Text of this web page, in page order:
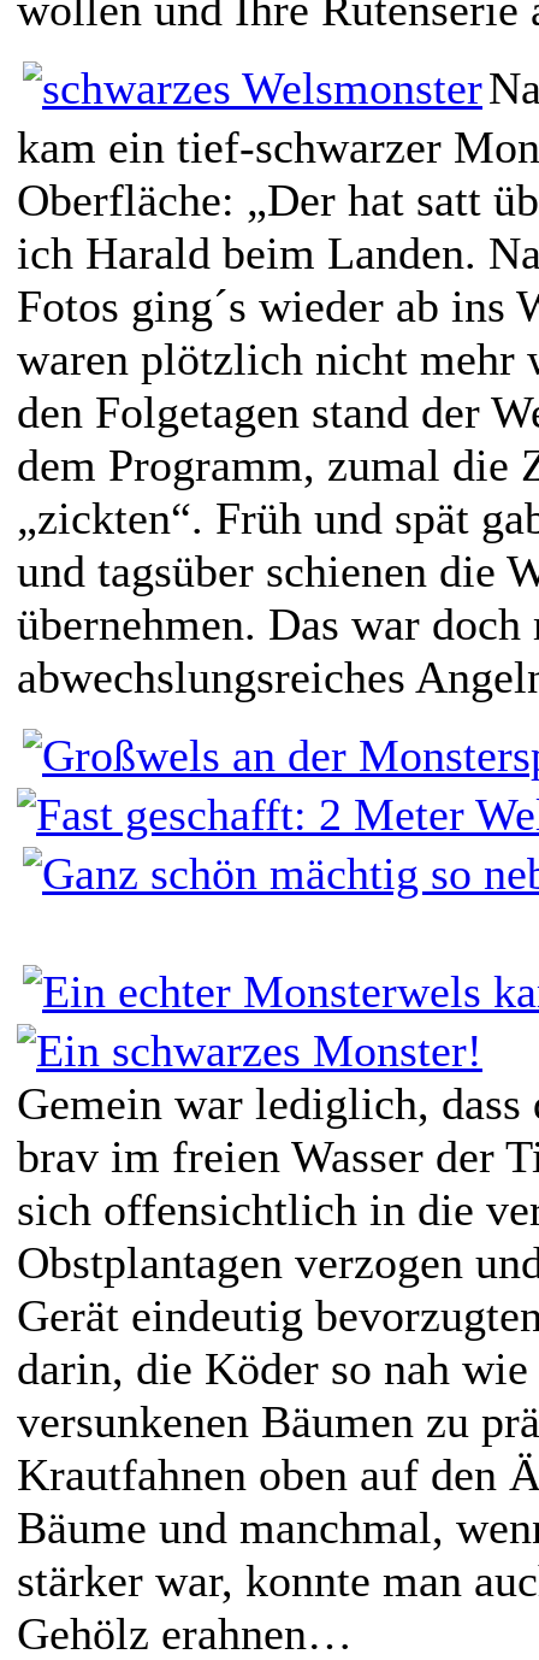
kam ein tief-schwarzer
Oberfläche: „Der hat satt
ich Harald beim Landen.
Fotos ging´s wieder ab ins
waren plötzlich nicht mehr
den Folgetagen stand der
dem Programm, zumal die
„zickten“. Früh und spät
und tagsüber schienen die
übernehmen. Das war doch
abwechslungsreiches
Gemein war lediglich, dass
brav im freien Wasser der
sich offensichtlich in die
Obstplantagen verzogen
Gerät eindeutig
darin, die Köder so nah
versunkenen Bäumen zu
Krautfahnen oben auf den
Bäume und manchmal,
stärker war, konnte man
Gehölz erahnen…